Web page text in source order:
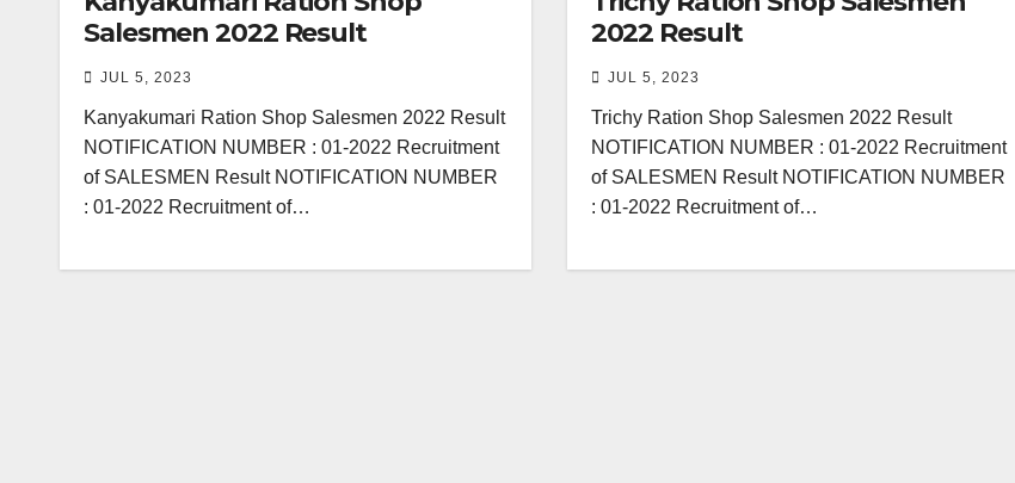
Salesmen 2022 Result
JUL 5, 2023
Kanyakumari Ration Shop Salesmen 2022 Result
NOTIFICATION NUMBER : 01-2022 Recruitment
of SALESMEN Result NOTIFICATION NUMBER
: 01-2022 Recruitment of…
2022 Result
JUL 5, 2023
Trichy Ration Shop Salesmen 2022 Result
NOTIFICATION NUMBER : 01-2022 Recruitment
of SALESMEN Result NOTIFICATION NUMBER
: 01-2022 Recruitment of…